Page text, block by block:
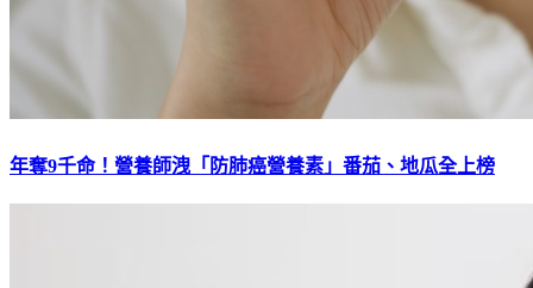
年奪9千命！營養師洩「防肺癌營養素」番茄、地瓜全上榜